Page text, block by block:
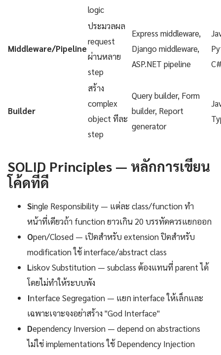
logic
Middleware/Pipeline
ประมวลผล
request
ผ่านหลาย
step
Express middleware,
Django middleware,
ASP.NET pipeline
Builder
สร้าง
complex
object ทีละ
step
Query builder, Form
builder, Report
generator
SOLID Principles — หลักการเขียน
โค้ดที่ดี
Single Responsibility — แต่ละ class/function ทำ
หน้าที่เดียวถ้า function ยาวเกิน 20 บรรทัดควรแยกออก
Open/Closed — เปิดสำหรับ extension ปิดสำหรับ
modification ใช้ interface/abstract class
Liskov Substitution — subclass ต้องแทนที่ parent ได้
โดยไม่ทำให้ระบบพัง
Interface Segregation — แยก interface ให้เล็กและ
เฉพาะเจาะจงอย่าสร้าง "God Interface"
Dependency Inversion — depend on abstractions
ไม่ใช่ implementations ใช้ Dependency Injection